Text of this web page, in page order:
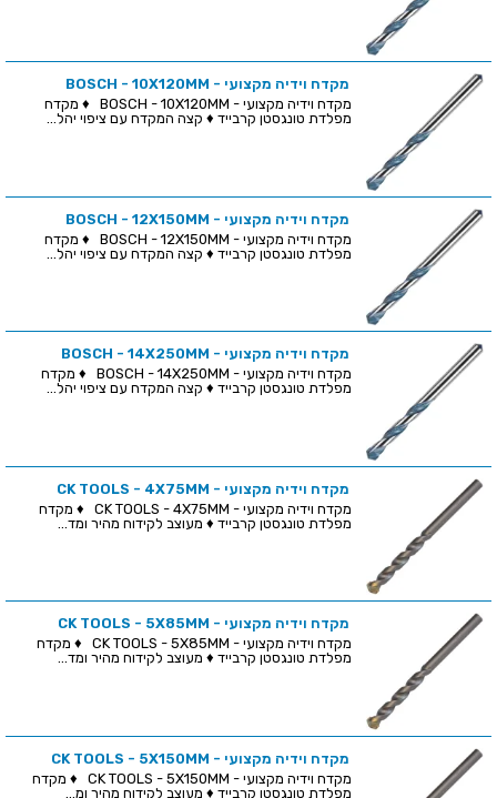
מקדח וידיה מקצועי - BOSCH - 10X120MM
מקדח וידיה מקצועי - BOSCH - 10X120MM ♦ מקדח
מפלדת טונגסטן קרבייד ♦ קצה המקדח עם ציפוי יהל...
מקדח וידיה מקצועי - BOSCH - 12X150MM
מקדח וידיה מקצועי - BOSCH - 12X150MM ♦ מקדח
מפלדת טונגסטן קרבייד ♦ קצה המקדח עם ציפוי יהל...
מקדח וידיה מקצועי - BOSCH - 14X250MM
מקדח וידיה מקצועי - BOSCH - 14X250MM ♦ מקדח
מפלדת טונגסטן קרבייד ♦ קצה המקדח עם ציפוי יהל...
מקדח וידיה מקצועי - CK TOOLS - 4X75MM
מקדח וידיה מקצועי - CK TOOLS - 4X75MM ♦ מקדח
מפלדת טונגסטן קרבייד ♦ מעוצב לקידוח מהיר ומד...
מקדח וידיה מקצועי - CK TOOLS - 5X85MM
מקדח וידיה מקצועי - CK TOOLS - 5X85MM ♦ מקדח
מפלדת טונגסטן קרבייד ♦ מעוצב לקידוח מהיר ומד...
מקדח וידיה מקצועי - CK TOOLS - 5X150MM
מקדח וידיה מקצועי - CK TOOLS - 5X150MM ♦ מקדח
מפלדת טונגסטן קרבייד ♦ מעוצב לקידוח מהיר ומ...